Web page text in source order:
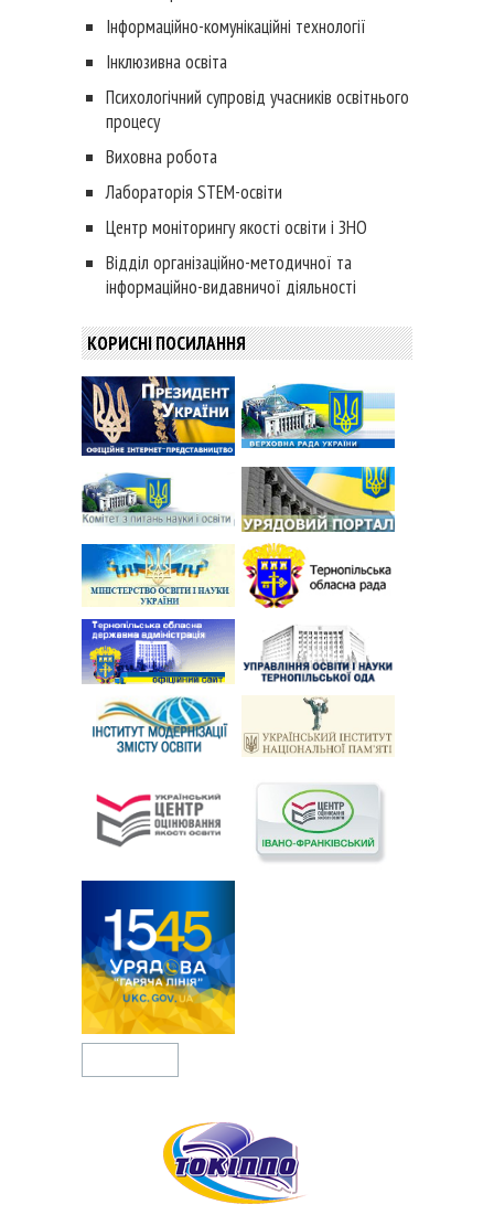
Інформаційно-комунікаційні технології
Інклюзивна освіта
Психологічний супровід учасників освітнього
процесу
Виховна робота
Лабораторія STEM-освіти
Центр моніторингу якості освіти і ЗНО
Відділ організаційно-методичної та
інформаційно-видавничої діяльності
КОРИСНІ ПОСИЛАННЯ